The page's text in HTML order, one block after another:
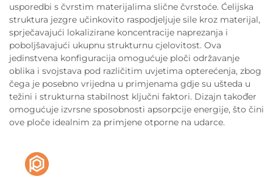
usporedbi s čvrstim materijalima slične čvrstoće. Ćelijska
struktura jezgre učinkovito raspodjeljuje sile kroz materijal,
sprječavajući lokalizirane koncentracije naprezanja i
poboljšavajući ukupnu strukturnu cjelovitost. Ova
jedinstvena konfiguracija omogućuje ploči održavanje
oblika i svojstava pod različitim uvjetima opterećenja, zbog
čega je posebno vrijedna u primjenama gdje su ušteda u
težini i strukturna stabilnost ključni faktori. Dizajn također
omogućuje izvrsne sposobnosti apsorpcije energije, što čini
ove ploče idealnim za primjene otporne na udarce.